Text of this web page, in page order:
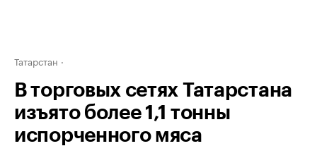
Татарстан
В торговых сетях Татарстана
изъято более 1,1 тонны
испорченного мяса